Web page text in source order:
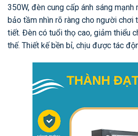
350W, đèn cung cấp ánh sáng mạnh
bảo tầm nhìn rõ ràng cho người chơi
tiết. Đèn có tuổi thọ cao, giảm thiểu
thế. Thiết kế bền bỉ, chịu được tác